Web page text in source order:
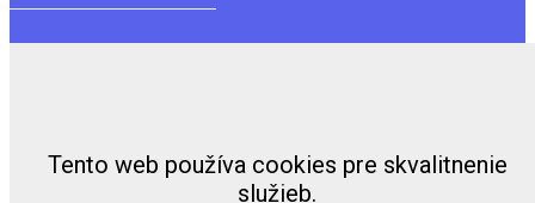
vzdelavanie@prosolutions.sk
Tento web používa cookies pre skvalitnenie
služieb.